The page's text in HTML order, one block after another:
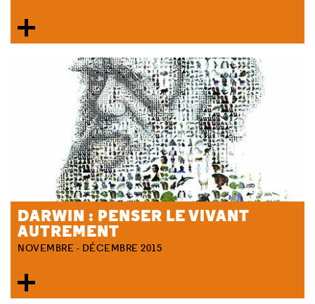
DARWIN : PENSER LE VIVANT
AUTREMENT
NOVEMBRE - DÉCEMBRE 2015